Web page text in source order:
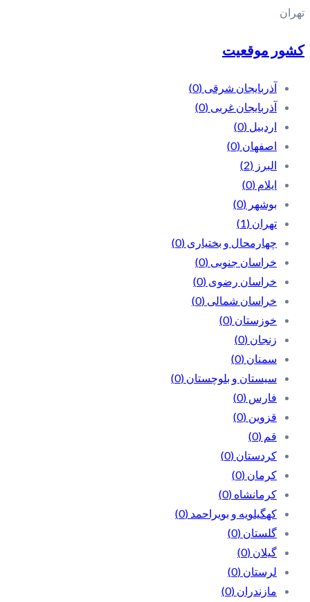
تهران
کشور موقعیت
آذربایجان شرقی (0)
آذربایجان غربی (0)
اردبیل (0)
اصفهان (0)
البرز (2)
ایلام (0)
بوشهر (0)
تهران (1)
چهارمحال و بختیاری (0)
خراسان جنوبی (0)
خراسان رضوی (0)
خراسان شمالی (0)
خوزستان (0)
زنجان (0)
سمنان (0)
سیستان و بلوچستان (0)
فارس (0)
قزوین (0)
قم (0)
کردستان (0)
کرمان (0)
کرمانشاه (0)
کهگیلویه و بویراحمد (0)
گلستان (0)
گیلان (0)
لرستان (0)
مازندران (0)